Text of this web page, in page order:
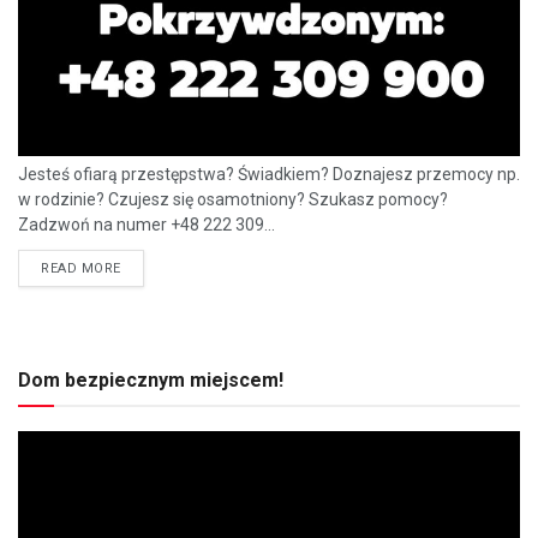
Jesteś ofiarą przestępstwa? Świadkiem? Doznajesz przemocy np.
w rodzinie? Czujesz się osamotniony? Szukasz pomocy?
Zadzwoń na numer +48 222 309...
READ MORE
Dom bezpiecznym miejscem!